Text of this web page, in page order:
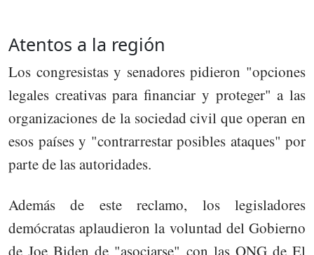
Atentos a la región
Los congresistas y senadores pidieron "opciones
legales creativas para financiar y proteger" a las
organizaciones de la sociedad civil que operan en
esos países y "contrarrestar posibles ataques" por
parte de las autoridades.
Además de este reclamo, los legisladores
demócratas aplaudieron la voluntad del Gobierno
de Joe Biden de "asociarse" con las ONG de El